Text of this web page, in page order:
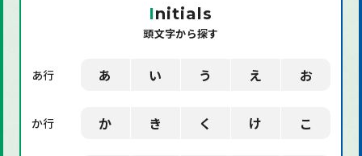
「環境」に関する用語
「業界用語」に関する用語
Initials
頭文字から探す
あ行 あ い う え お
か行 か き く け こ